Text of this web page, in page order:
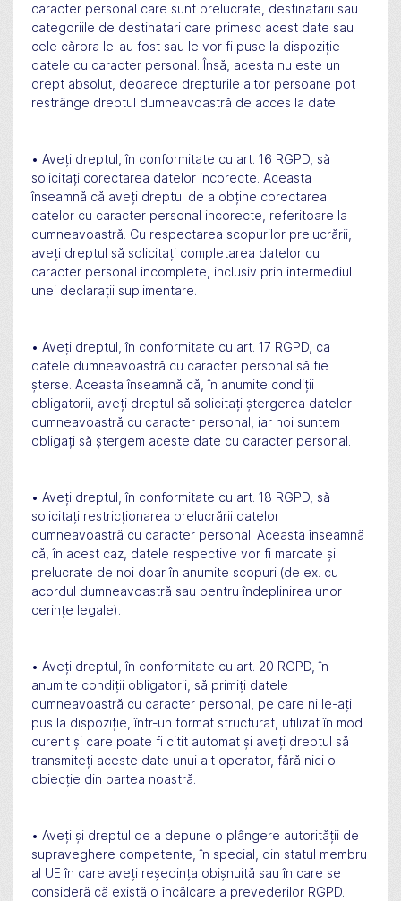
caracter personal care sunt prelucrate, destinatarii sau
categoriile de destinatari care primesc acest date sau
cele cărora le-au fost sau le vor fi puse la dispoziție
datele cu caracter personal. Însă, acesta nu este un
drept absolut, deoarece drepturile altor persoane pot
restrânge dreptul dumneavoastră de acces la date.
• Aveți dreptul, în conformitate cu art. 16 RGPD, să
solicitați corectarea datelor incorecte. Aceasta
înseamnă că aveți dreptul de a obține corectarea
datelor cu caracter personal incorecte, referitoare la
dumneavoastră. Cu respectarea scopurilor prelucrării,
aveți dreptul să solicitați completarea datelor cu
caracter personal incomplete, inclusiv prin intermediul
unei declarații suplimentare.
• Aveți dreptul, în conformitate cu art. 17 RGPD, ca
datele dumneavoastră cu caracter personal să fie
șterse. Aceasta înseamnă că, în anumite condiții
obligatorii, aveți dreptul să solicitați ștergerea datelor
dumneavoastră cu caracter personal, iar noi suntem
obligați să ștergem aceste date cu caracter personal.
• Aveți dreptul, în conformitate cu art. 18 RGPD, să
solicitați restricționarea prelucrării datelor
dumneavoastră cu caracter personal. Aceasta înseamnă
că, în acest caz, datele respective vor fi marcate și
prelucrate de noi doar în anumite scopuri (de ex. cu
acordul dumneavoastră sau pentru îndeplinirea unor
cerințe legale).
• Aveți dreptul, în conformitate cu art. 20 RGPD, în
anumite condiții obligatorii, să primiți datele
dumneavoastră cu caracter personal, pe care ni le-ați
pus la dispoziție, într-un format structurat, utilizat în mod
curent și care poate fi citit automat și aveți dreptul să
transmiteți aceste date unui alt operator, fără nici o
obiecție din partea noastră.
• Aveți și dreptul de a depune o plângere autorității de
supraveghere competente, în special, din statul membru
al UE în care aveți reședința obișnuită sau în care se
consideră că există o încălcare a prevederilor RGPD.